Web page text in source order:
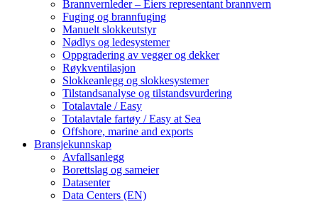
Brannvernleder – Eiers representant brannvern
Fuging og brannfuging
Manuelt slokkeutstyr
Nødlys og ledesystemer
Oppgradering av vegger og dekker
Røykventilasjon
Slokkeanlegg og slokkesystemer
Tilstandsanalyse og tilstandsvurdering
Totalavtale / Easy
Totalavtale fartøy / Easy at Sea
Offshore, marine and exports
Bransjekunnskap
Avfallsanlegg
Borettslag og sameier
Datasenter
Data Centers (EN)